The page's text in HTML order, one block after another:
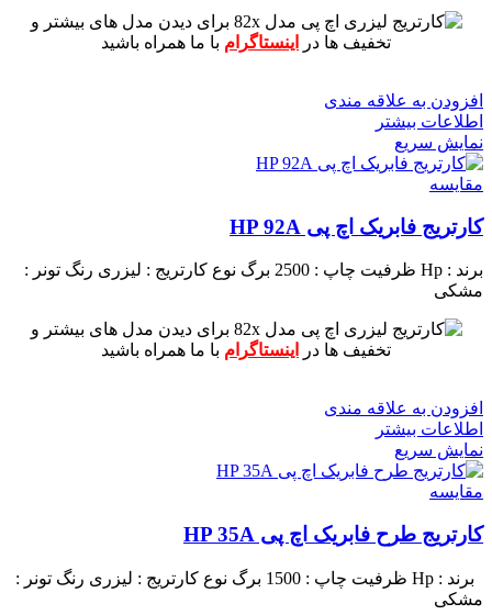
برای دیدن مدل های بیشتر و
تخفیف ها در
اینستاگرام با ما همراه باشید
افزودن به علاقه مندی
اطلاعات بیشتر
نمایش سریع
مقايسه
کارتریج فابریک اچ پی HP 92A
برند : Hp ظرفیت چاپ : 2500 برگ نوع کارتریج : لیزری رنگ تونر :
مشکی
برای دیدن مدل های بیشتر و
تخفیف ها در
اینستاگرام با ما همراه باشید
افزودن به علاقه مندی
اطلاعات بیشتر
نمایش سریع
مقايسه
کارتریج طرح فابریک اچ پی HP 35A
برند : Hp ظرفیت چاپ : 1500 برگ نوع کارتریج : لیزری رنگ تونر :
مشکی